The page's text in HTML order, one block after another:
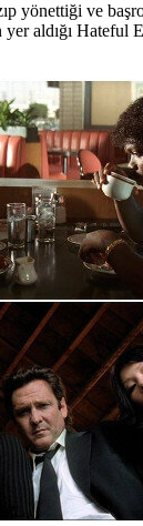
yönettiği ve
yer aldığı Hateful